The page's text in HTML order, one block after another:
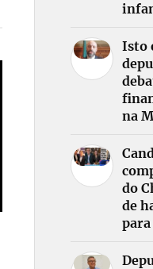
Isto
na
do
de